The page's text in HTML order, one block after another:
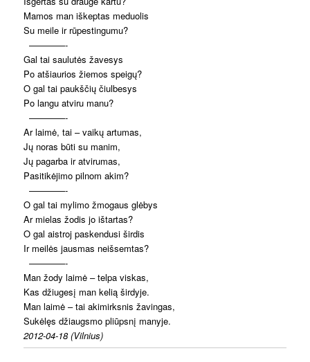
Mamos man iškeptas meduolis
Su meile ir rūpestingumu?
————-
Gal tai saulutės žavesys
Po atšiaurios žiemos speigų?
O gal tai paukščių čiulbesys
Po langu atviru manu?
————-
Ar laimė, tai – vaikų artumas,
Jų noras būti su manim,
Jų pagarba ir atvirumas,
Pasitikėjimo pilnom akim?
————-
O gal tai mylimo žmogaus glėbys
Ar mielas žodis jo ištartas?
O gal aistroj paskendusi širdis
Ir meilės jausmas neišsemtas?
————-
Man žody laimė – telpa viskas,
Kas džiugesį man kelią širdyje.
Man laimė – tai akimirksnis žavingas,
Sukėlęs džiaugsmo pliūpsnį manyje.
2012-04-18 (Vilnius)